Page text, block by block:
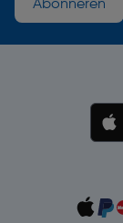
Abonneren